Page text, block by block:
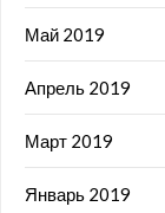
Май 2019
Апрель 2019
Март 2019
Январь 2019